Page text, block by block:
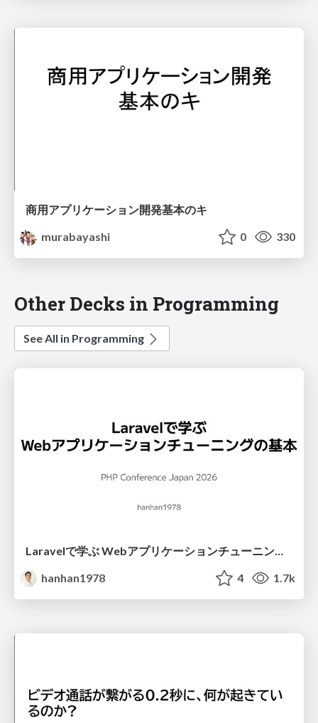
商用アプリケーション開発基本のキ
murabayashi
0 330
Other Decks in Programming
See All in Programming
hanhan1978
4 1.7k